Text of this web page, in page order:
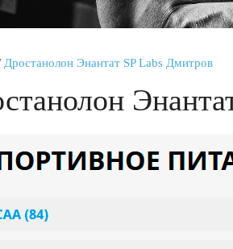
Дростанолон Энантат SP Labs Дмитров